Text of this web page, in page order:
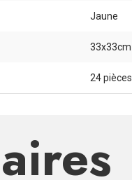
Jaune
33x33cm
24 pièces